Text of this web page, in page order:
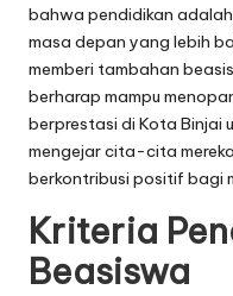
bahwa pendidikan adalah
masa depan yang lebih
memberi tambahan
berharap mampu
berprestasi di Kota Binjai
mengejar cita-cita
berkontribusi positif bagi
Kriteria
Beasiswa